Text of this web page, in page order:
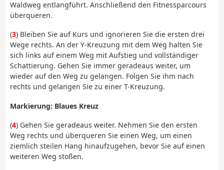
Waldweg entlangführt. Anschließend den Fitnessparcours
überqueren.
(3) Bleiben Sie auf Kurs und ignorieren Sie die ersten drei
Wege rechts. An der Y-Kreuzung mit dem Weg halten Sie
sich links auf einem Weg mit Aufstieg und vollständiger
Schattierung. Gehen Sie immer geradeaus weiter, um
wieder auf den Weg zu gelangen. Folgen Sie ihm nach
rechts und gelangen Sie zu einer T-Kreuzung.
Markierung: Blaues Kreuz
(4) Gehen Sie geradeaus weiter. Nehmen Sie den ersten
Weg rechts und überqueren Sie einen Weg, um einen
ziemlich steilen Hang hinaufzugehen, bevor Sie auf einen
weiteren Weg stoßen.